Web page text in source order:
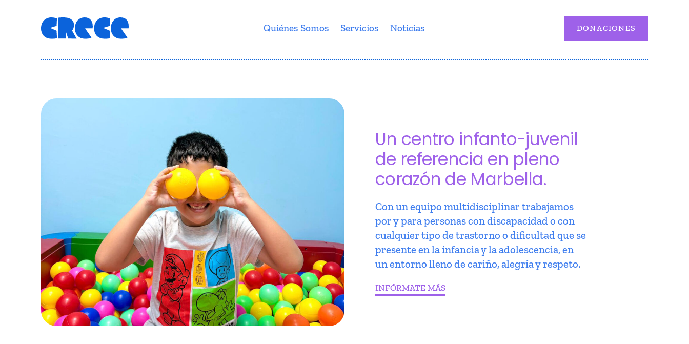
Quiénes Somos Servicios Noticias DONACIONES
Un centro infanto-juvenil
de referencia en pleno
corazón de Marbella.
Con un equipo multidisciplinar trabajamos
por y para personas con discapacidad o con
cualquier tipo de trastorno o dificultad que se
presente en la infancia y la adolescencia, en
un entorno lleno de cariño, alegría y respeto.
INFÓRMATE MÁS